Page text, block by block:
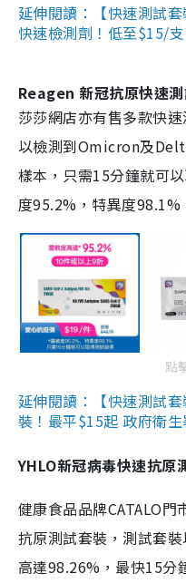
延伸閱讀：【快速測試
快速檢測劑！低至$15/
Reagen 新冠抗原快速
莎莎網店亦有售多款快
以檢測到Omicron及
樣本，只需15分鐘就可
度95.2%，特異度98.1%
點
延伸閱讀：【快速測試
裝！最平$15起 政府衛
YHLO新冠病毒快速抗原
健康食品品牌CATALO
抗原測試套裝，測試套
高達98.26%，最快15分